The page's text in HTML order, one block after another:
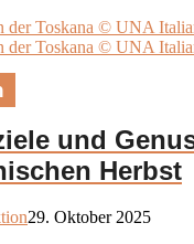
und
Herbst
29. Oktober 2025